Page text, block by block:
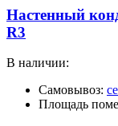
Настенный
R3
В наличии:
Самовывоз:
Площадь